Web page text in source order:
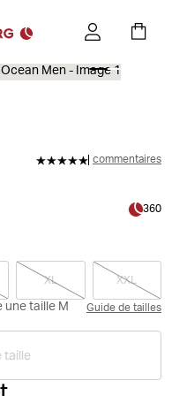
commentaires
360
XL XXL
une taille M Guide de tailles
taille